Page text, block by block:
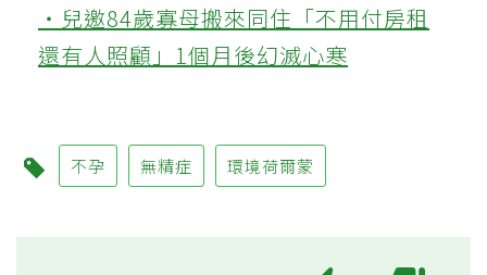
‧兒邀84歲寡母搬來同住「不用付房租
還有人照顧」1個月後幻滅心寒
不孕 無精症 環境荷爾蒙